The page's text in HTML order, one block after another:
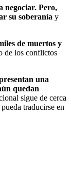
negociar. Pero,
su soberanía y
de muertos y
de los conflictos
una
quedan
sigue de cerca
traducirse en